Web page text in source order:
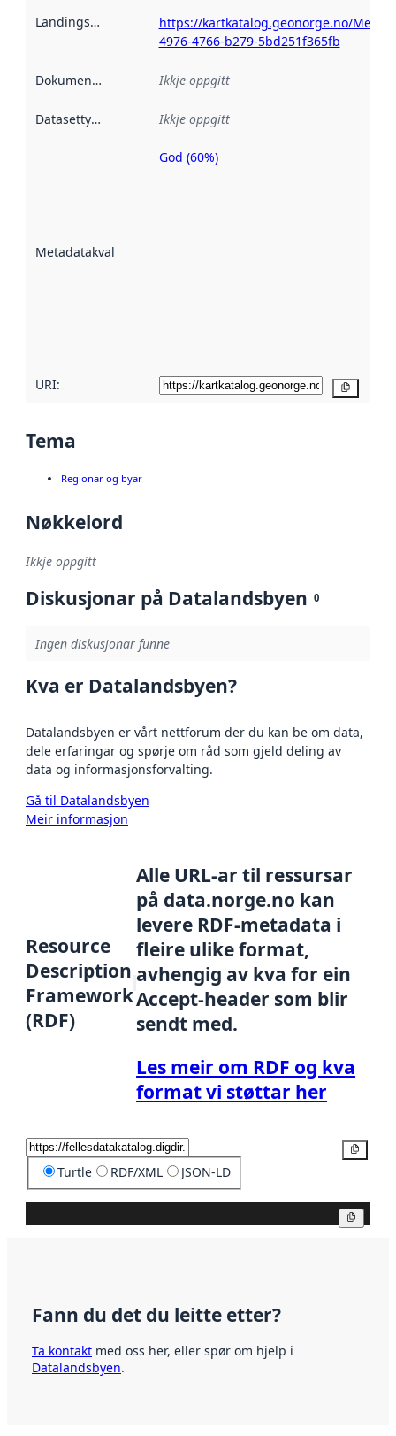
Landingsside
https://kartkatalog.geonorge.no/
4976-4766-b279-5bd251f365fb
Dokumentasjon Ikkje oppgitt
Datasettype Ikkje oppgitt
Metadatakvalitet
Metadatakvalitet
God (60%)
URI:
Tema
Regionar og byar
Nøkkelord
Ikkje oppgitt
Diskusjonar på Datalandsbyen 0
Ingen diskusjonar funne
Kva er Datalandsbyen?
Datalandsbyen er vårt nettforum der du kan be om data,
dele erfaringar og spørje om råd som gjeld deling av
data og informasjonsforvalting.
Gå til Datalandsbyen
Meir informasjon
Resource
Description
Framework
(RDF)
Alle URL-ar til ressursar
på data.norge.no kan
levere RDF-metadata i
fleire ulike format,
avhengig av kva for ein
Accept-header som blir
sendt med.
Les meir om RDF og kva
format vi støttar her
Turtle RDF/XML JSON-LD
Fann du det du leitte etter?
Ta kontakt med oss her, eller spør om hjelp i
Datalandsbyen.